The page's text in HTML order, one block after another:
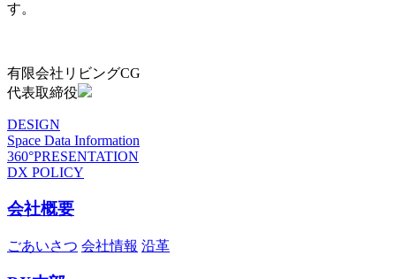
す。
有限会社リビングCG
代表取締役
DESIGN
Space Data Information
360°PRESENTATION
DX POLICY
会社概要
ごあいさつ 会社情報 沿革